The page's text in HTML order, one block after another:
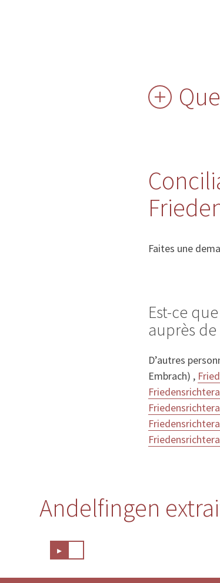
Faites une
Est-ce
auprès
D’autres
Embrach) ,
Andelfingen
▸